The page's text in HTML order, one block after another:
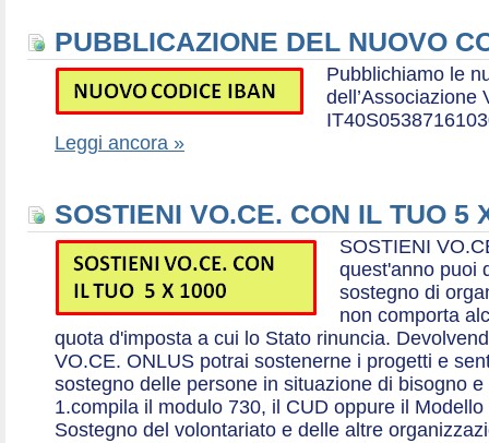
PUBBLICAZIONE DEL NUOVO
Pubblichiamo le
dell’Associazione
Leggi ancora »
SOSTIENI VO.CE. CON IL TUO 5
SOSTIENI
quest'anno puoi
sostegno di
non comporta
quota d'imposta a cui lo Stato rinuncia.
VO.CE. ONLUS potrai sostenerne i progetti e
sostegno delle persone in situazione di bisogno
1.compila il modulo 730, il CUD oppure il
Sostegno del volontariato e delle altre